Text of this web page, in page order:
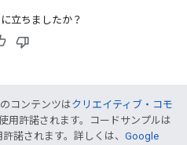
立ちましたか？
コンテンツはクリエイティブ・コモ
用許諾されます。コードサンプルは
諾されます。詳しくは、 Google